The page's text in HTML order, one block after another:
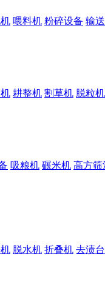
喂料机 粉碎设备 输
耕整机 割草机 脱粒机
吸粮机 碾米机 高方筛
脱水机 折叠机 去渍台